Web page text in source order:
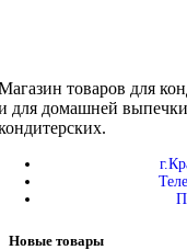
товаров для
для домашней
Новые товары